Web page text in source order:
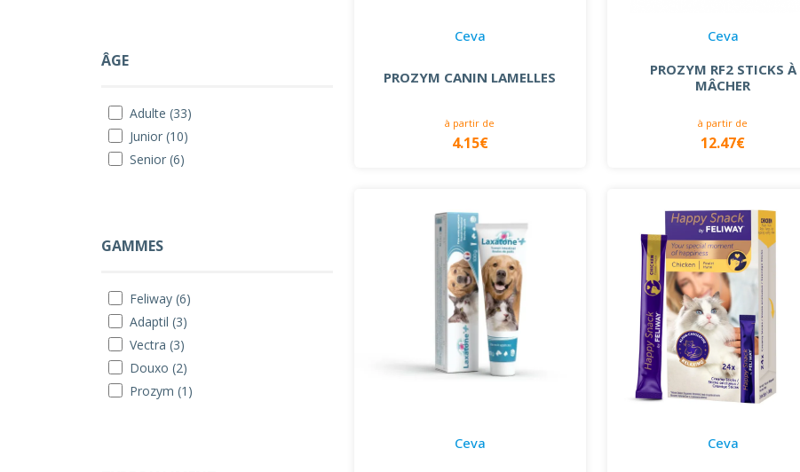
ÂGE
Adulte (33)
Junior (10)
Senior (6)
GAMMES
Feliway (6)
Adaptil (3)
Vectra (3)
Douxo (2)
Prozym (1)
Ceva
PROZYM CANIN LAMELLES
à partir de
4.15€
Ceva
PROZYM RF2 STICKS À
MÂCHER
à partir de
12.47€
Ceva
Ceva